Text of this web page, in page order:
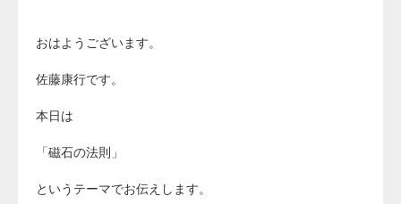
おはようございます。
佐藤康行です。
本日は
「磁石の法則」
というテーマでお伝えします。